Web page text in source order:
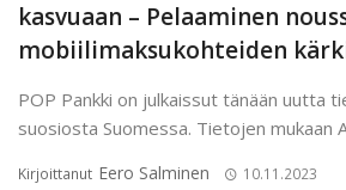
kasvuaan – Pelaaminen
mobiilimaksukohteiden
POP Pankki on julkaissut tänään uutta
suosiosta Suomessa. Tietojen mukaan
Kirjoittanut Eero Salminen 10.11.2023